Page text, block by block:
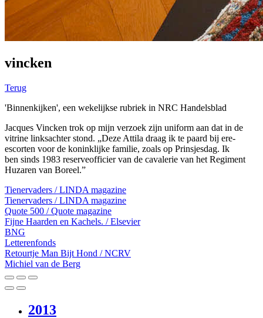
vincken
Terug
'Binnenkijken', een wekelijkse rubriek in NRC Handelsblad
Jacques Vincken trok op mijn verzoek zijn uniform aan dat in de
vitrine linksachter stond. „Deze Attila draag ik te paard bij ere-
escorten voor de koninklijke familie, zoals op Prinsjesdag. Ik
ben sinds 1983 reserveofficier van de cavalerie van het Regiment
Huzaren van Boreel.”
Tienervaders / LINDA magazine
Tienervaders / LINDA magazine
Quote 500 / Quote magazine
Fijne Haarden en Kachels. / Elsevier
BNG
Letterenfonds
Retourtje Man Bijt Hond / NCRV
Michiel van de Berg
2013